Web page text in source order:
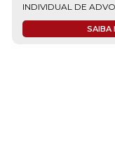
INDIVIDUAL DE
SAIBA